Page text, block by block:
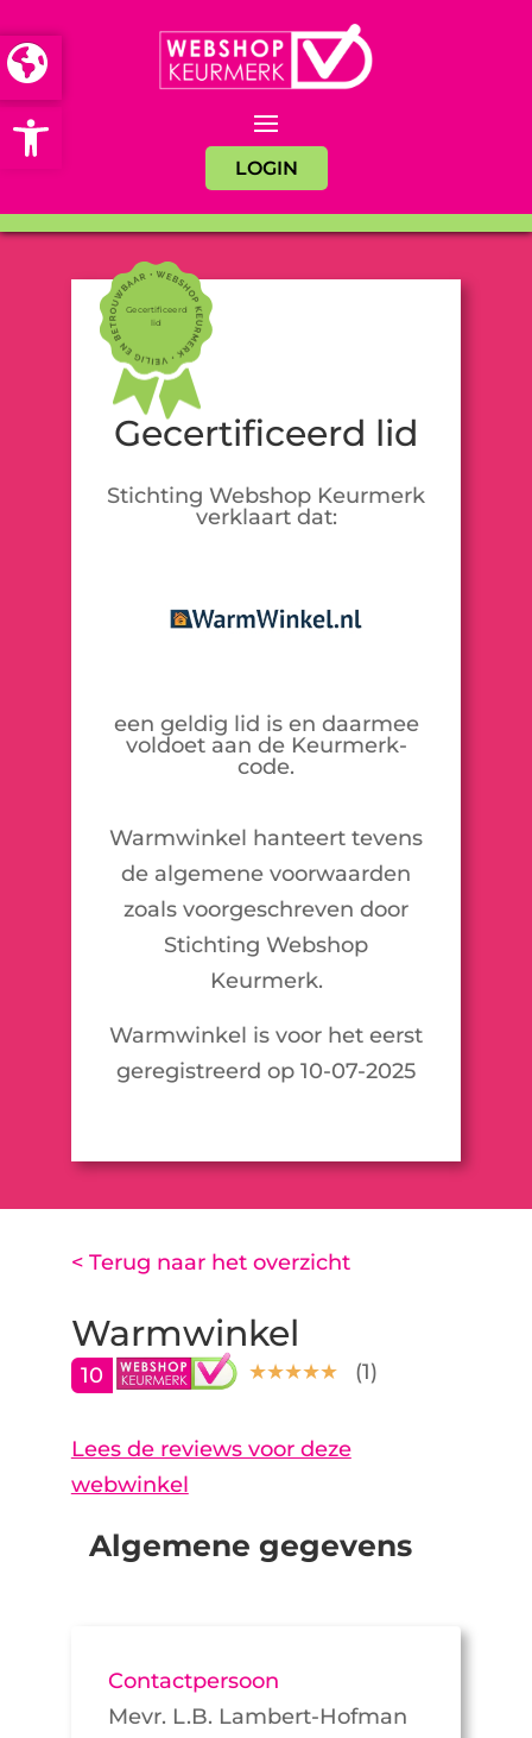
Open toolbar
LOGIN
Gecertificeerd
lid
Gecertificeerd lid
Stichting Webshop Keurmerk
verklaart dat:
een geldig lid is en daarmee
voldoet aan de Keurmerk-
code.
Warmwinkel hanteert tevens
de algemene voorwaarden
zoals voorgeschreven door
Stichting Webshop
Keurmerk.
Warmwinkel is voor het eerst
geregistreerd op 10-07-2025
< Terug naar het overzicht
Warmwinkel
10 (1)
Lees de reviews voor deze
webwinkel
Algemene gegevens
Contactpersoon
Mevr. L.B. Lambert-Hofman